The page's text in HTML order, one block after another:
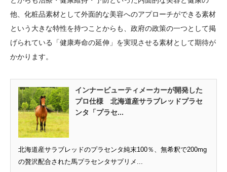
他、化粧品素材として外面的な美容へのアプローチができる素材
という大きな特性を持つことからも、政府の政策の一つとして掲
げられている「健康寿命の延伸」を実現させる素材として期待が
かかります。
インナービューティメーカーが開発した
プロ仕様 北海道産サラブレッドプラセ
ンタ「プラセ...
北海道産サラブレッドのプラセンタ純末100％、無希釈で200mg
の贅沢配合された馬プラセンタサプリメ...